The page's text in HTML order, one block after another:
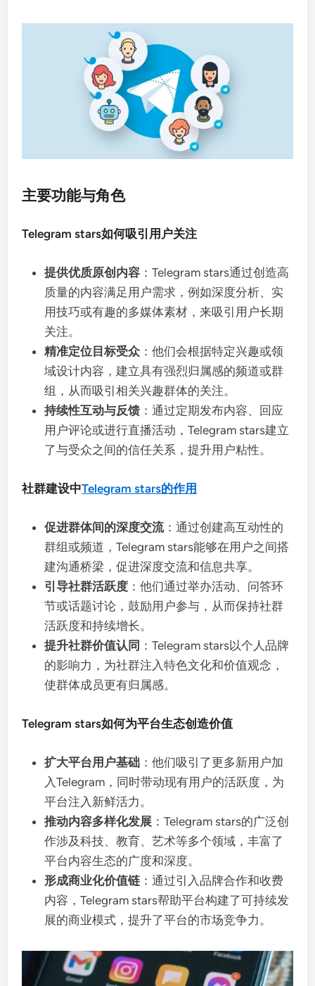
主要功能与角色
Telegram stars如何吸引用户关注
提供优质原创内容 ：Telegram stars通过创造高
质量的内容满足用户需求，例如深度分析、实
用技巧或有趣的多媒体素材，来吸引用户长期
关注。
精准定位目标受众 ：他们会根据特定兴趣或领
域设计内容，建立具有强烈归属感的频道或群
组，从而吸引相关兴趣群体的关注。
持续性互动与反馈：通过定期发布内容、回应
用户评论或进行直播活动，Telegram stars建立
了与受众之间的信任关系，提升用户粘性。
社群建设中Telegram stars的作用
促进群体间的深度交流：通过创建高互动性的
群组或频道，Telegram stars能够在用户之间搭
建沟通桥梁，促进深度交流和信息共享。
引导社群活跃度 ：他们通过举办活动、问答环
节或话题讨论，鼓励用户参与，从而保持社群
活跃度和持续增长。
提升社群价值认同 ：Telegram stars以个人品牌
的影响力，为社群注入特色文化和价值观念，
使群体成员更有归属感。
Telegram stars如何为平台生态创造价值
扩大平台用户基础 ：他们吸引了更多新用户加
入Telegram，同时带动现有用户的活跃度，为
平台注入新鲜活力。
推动内容多样化发展 ：Telegram stars的广泛创
作涉及科技、教育、艺术等多个领域，丰富了
平台内容生态的广度和深度。
形成商业化价值链 ：通过引入品牌合作和收费
内容，Telegram stars帮助平台构建了可持续发
展的商业模式，提升了平台的市场竞争力。